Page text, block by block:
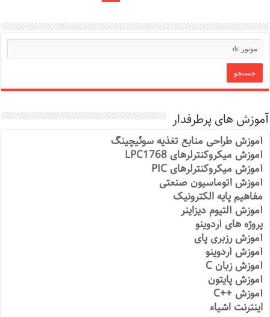
آموزش های پرطرفدار
آموزش طراحی منابع تغذیه سوئیچینگ
آموزش میکروکنترلرهای LPC1768
آموزش میکروکنترلرهای PIC
آموزش اتوماسیون صنعتی
مفاهیم پایه الکترونیک
آموزش آلتیوم دیزاینر
پروژه های آردوینو
آموزش رزبری پای
آموزش آردوینو
آموزش زبان C
آموزش پایتون
آموزش ++C
اینترنت اشیاء